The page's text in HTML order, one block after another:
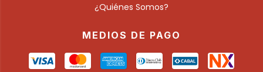
¿Quiénes Somos?
MEDIOS DE PAGO